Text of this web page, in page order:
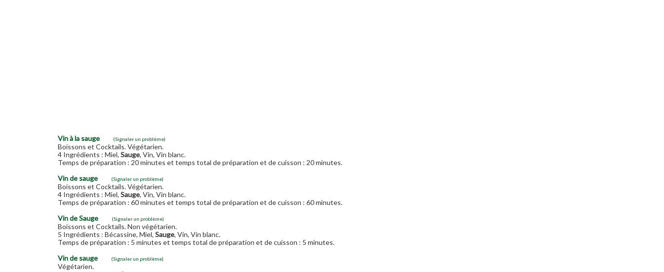
Vin à la sauge (Signaler un problème)
Boissons et Cocktails. Végétarien.
4 Ingrédients : Miel, Sauge, Vin, Vin blanc.
Temps de préparation : 20 minutes et temps total de préparation et de cuisson : 20 minutes.
Vin de sauge
(Signaler un problème)
Boissons et Cocktails. Végétarien.
4 Ingrédients : Miel, Sauge, Vin, Vin blanc.
Temps de préparation : 60 minutes et temps total de préparation et de cuisson : 60 minutes.
Vin de Sauge
(Signaler un problème)
Boissons et Cocktails. Non végétarien.
5 Ingrédients : Bécassine, Miel, Sauge, Vin, Vin blanc.
Temps de préparation : 5 minutes et temps total de préparation et de cuisson : 5 minutes.
Vin de sauge
(Signaler un problème)
Végétarien.